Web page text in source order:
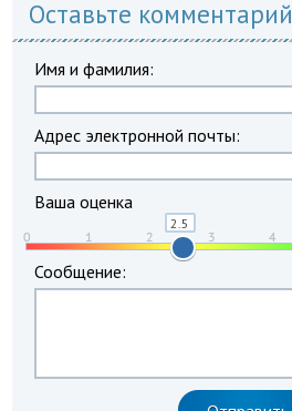
Оставьте комментарий
Имя и фамилия:
Адрес электронной почты:
Ваша оценка
Сообщение: